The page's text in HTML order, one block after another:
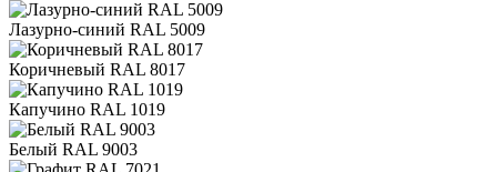
Лазурно-синий RAL 5009
Коричневый RAL 8017
Капучино RAL 1019
Белый RAL 9003